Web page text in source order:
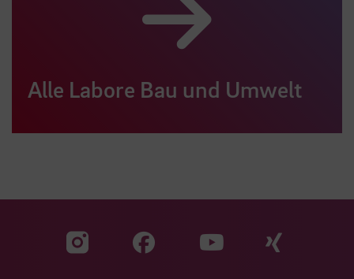
Alle Labore Bau und Umwelt
Zu unserer Facebook
Zu